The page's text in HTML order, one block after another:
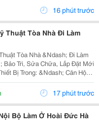
Hình, Quỹ Đất Rộng...16 phút trước
Thuật Tòa Nhà Đi Làm
Tòa Nhà &Ndash; Đi Làm
&Ndash; Căn Hộ
Sinh...
17 phút trước
Bộ Làm Ở Hoài Đức Hà